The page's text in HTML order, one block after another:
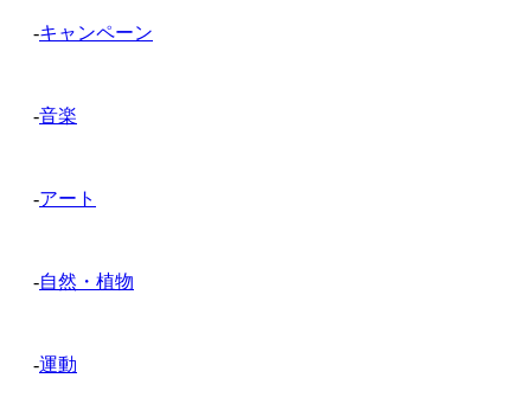
-キャンペーン
-音楽
-アート
-自然・植物
-運動